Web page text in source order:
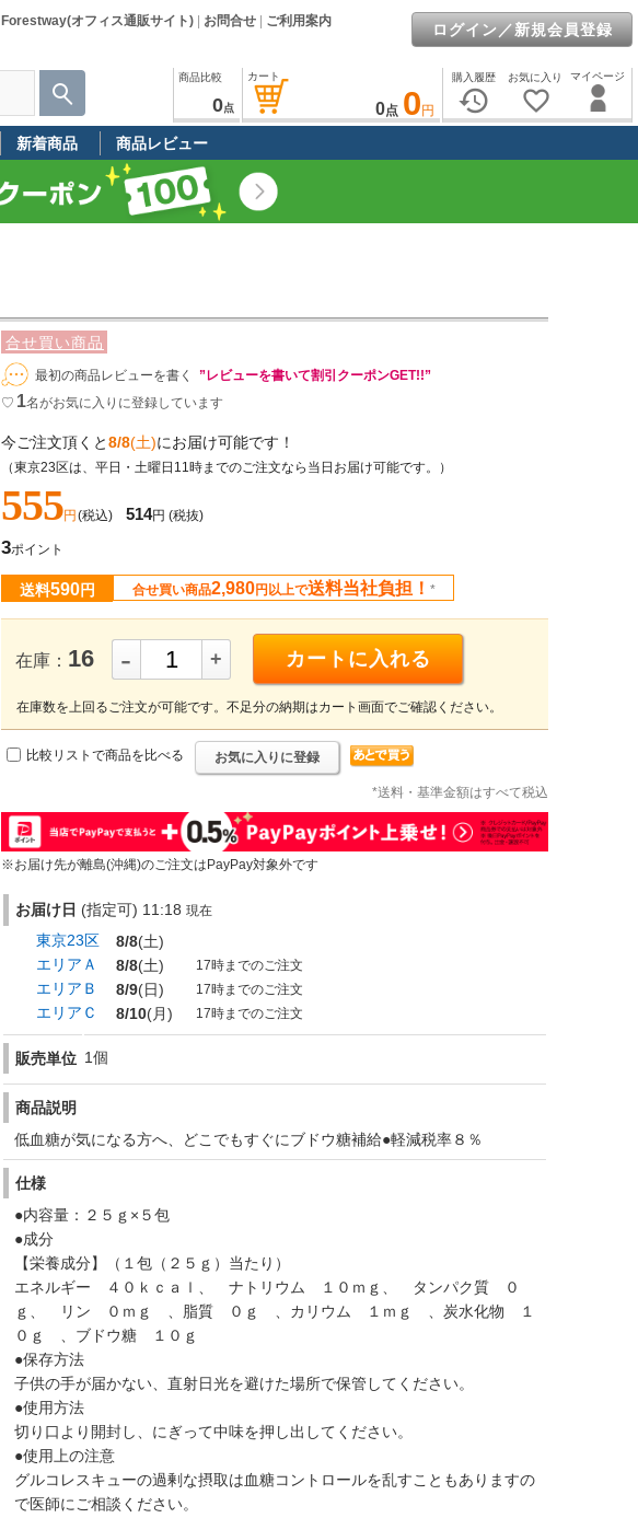
Forestway(オフィス通販サイト) お問合せ ご利用案内 ログイン／新規会員登録
マイページ
お気に入り
favorite_border
購入履歴
history
カート
0点 0 円
商品比較
0点
新着商品 商品レビュー
合せ買い商品
最初の商品レビューを書く
”レビューを書いて割引クーポンGET!!”
♡ 1名がお気に入りに登録しています
今ご注文頂くと8/8(土)にお届け可能です！
（東京23区は、平日・土曜日11時までのご注文なら当日お届け可能です。）
555円 (税込) 514円 (税抜)
3ポイント
送料590円 合せ買い商品2,980円以上で送料当社負担！ *
在庫： 16 - + カートに入れる
在庫数を上回るご注文が可能です。不足分の納期はカート画面でご確認ください。
比較リストで商品を比べる お気に入りに登録
*送料・基準金額はすべて税込
※お届け先が離島(沖縄)のご注文はPayPay対象外です
お届け日 (指定可) 11:18 現在
東京23区 8/8(土)
エリアＡ
8/8(土) 17時までのご注文
エリアＢ 8/9(日) 17時までのご注文
エリアＣ 8/10(月) 17時までのご注文
販売単位 1個
商品説明
低血糖が気になる方へ、どこでもすぐにブドウ糖補給●軽減税率８％
仕様
●内容量：２５ｇ×５包
●成分
【栄養成分】（１包（２５ｇ）当たり）
エネルギー ４０ｋｃａｌ、 ナトリウム １０ｍｇ、 タンパク質 ０
ｇ、 リン ０ｍｇ 、脂質 ０ｇ 、カリウム １ｍｇ 、炭水化物 １
０ｇ 、ブドウ糖 １０ｇ
●保存方法
子供の手が届かない、直射日光を避けた場所で保管してください。
●使用方法
切り口より開封し、にぎって中味を押し出してください。
●使用上の注意
グルコレスキューの過剰な摂取は血糖コントロールを乱すこともありますの
で医師にご相談ください。